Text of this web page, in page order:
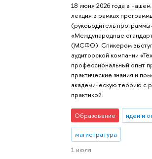
18 июня 2026 года в
лекция в рамках
(руководитель
«Международные
(МСФО). Спикером
аудиторской компании
профессиональный опыт
практические знания и
академическую теорию с
практикой.
Образование идеи и
магистратура
1 июля